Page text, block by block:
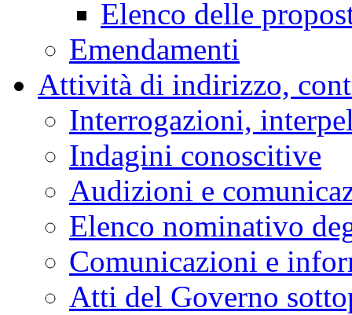
Elenco delle
Emendamenti
Attività di indirizzo,
Interrogazioni,
Indagini conoscitive
Audizioni e
Elenco nominativo
Comunicazioni e
Atti del Governo